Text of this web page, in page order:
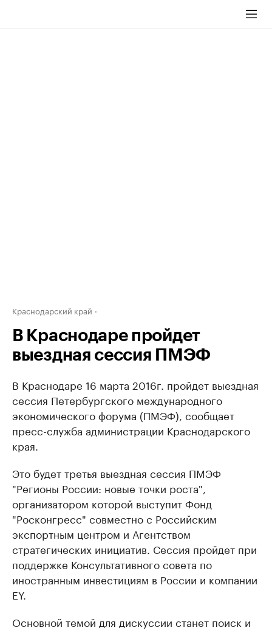
Краснодарский край
В Краснодаре пройдет
выездная сессия ПМЭФ
В Краснодаре 16 марта 2016г. пройдет выездная
сессия Петербургского международного
экономического форума (ПМЭФ), сообщает
пресс-служба администрации Краснодарского
края.
Это будет третья выездная сессия ПМЭФ
"Регионы России: новые точки роста",
организатором которой выступит Фонд
"Росконгресс" совместно с Российским
экспортным центром и Агентством
стратегических инициатив. Сессия пройдет при
поддержке Консультативного совета по
иностранным инвестициям в России и компании
EY.
Основной темой для дискуссии станет поиск и